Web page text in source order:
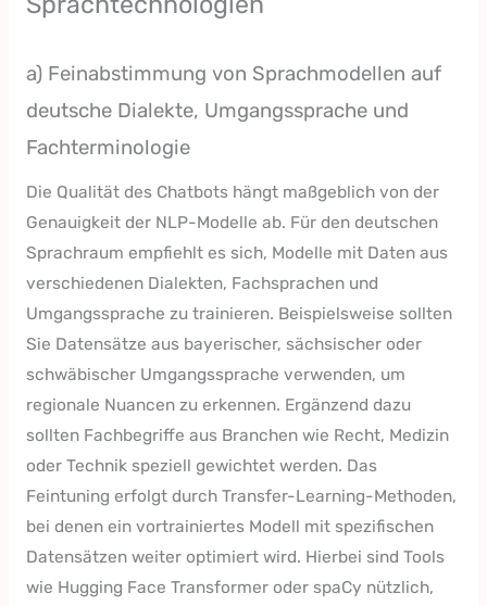
a) Feinabstimmung von Sprachmodellen auf
deutsche Dialekte, Umgangssprache und
Fachterminologie
Die Qualität des Chatbots hängt maßgeblich von der
Genauigkeit der NLP-Modelle ab. Für den deutschen
Sprachraum empfiehlt es sich, Modelle mit Daten aus
verschiedenen Dialekten, Fachsprachen und
Umgangssprache zu trainieren. Beispielsweise sollten
Sie Datensätze aus bayerischer, sächsischer oder
schwäbischer Umgangssprache verwenden, um
regionale Nuancen zu erkennen. Ergänzend dazu
sollten Fachbegriffe aus Branchen wie Recht, Medizin
oder Technik speziell gewichtet werden. Das
Feintuning erfolgt durch Transfer-Learning-Methoden,
bei denen ein vortrainiertes Modell mit spezifischen
Datensätzen weiter optimiert wird. Hierbei sind Tools
wie Hugging Face Transformer oder spaCy nützlich,